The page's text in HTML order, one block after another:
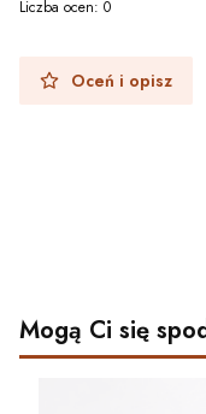
Liczba ocen: 0
Oceń i opisz
Mogą Ci się